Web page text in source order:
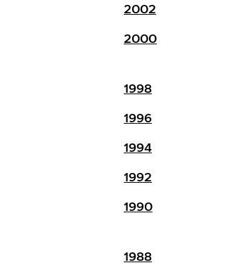
2002
2000
1998
1996
1994
1992
1990
1988